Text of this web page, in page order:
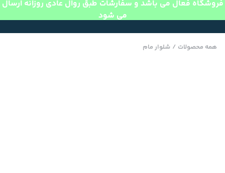
فروشگاه فعال می باشد و سفارشات طبق روال عادی روزانه ارسال
می شود
همه محصولات / شلوار مام